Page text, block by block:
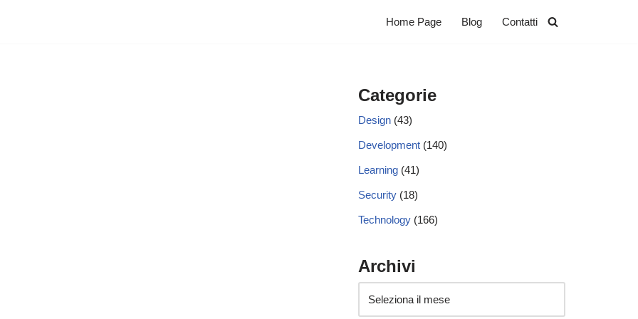
Home Page Blog Contatti
Categorie
Design (43)
Development (140)
Learning (41)
Security (18)
Technology (166)
Archivi